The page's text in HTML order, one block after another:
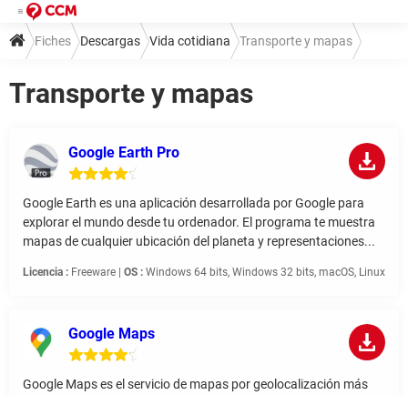
Fiches Descargas Vida cotidiana Transporte y mapas
Transporte y mapas
Google Earth Pro
Google Earth es una aplicación desarrollada por Google para
explorar el mundo desde tu ordenador. El programa te muestra
mapas de cualquier ubicación del planeta y representaciones...
Licencia : Freeware | OS : Windows 64 bits, Windows 32 bits, macOS, Linux
Google Maps
Google Maps es el servicio de mapas por geolocalización más